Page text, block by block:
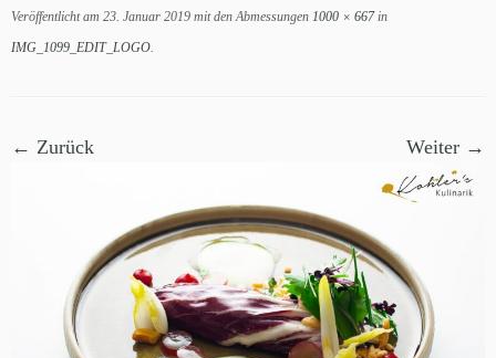
Veröffentlicht am 23. Januar 2019 mit den Abmessungen 1000 × 667in
IMG_1099_EDIT_LOGO.
← Zurück Weiter →